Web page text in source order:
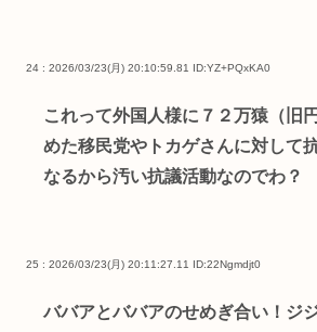
24 : 2026/03/23(月) 20:10:59.81 ID:YZ+PQxKA0
これって外国人様に７２万猿（旧
めた移民党やトカゲさんに対して
なるから汚い抗議活動なのでわ？
25 : 2026/03/23(月) 20:11:27.11 ID:22Ngmdjt0
ババアとババアのせめぎ合い！ジ